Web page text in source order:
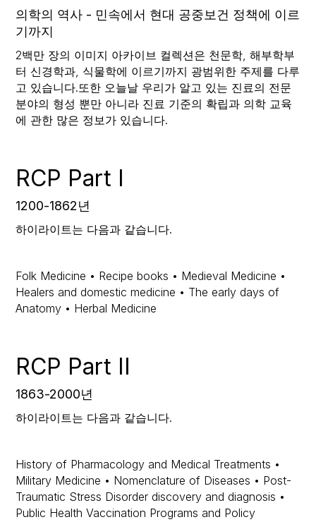
의학의 역사 - 민속에서 현대 공중보건 정책에 이르
기까지
2백만 장의 이미지 아카이브 컬렉션은 천문학, 해부학부
터 신경학과, 식물학에 이르기까지 광범위한 주제를 다루
고 있습니다.또한 오늘날 우리가 알고 있는 진료의 전문
분야의 형성 뿐만 아니라 진료 기준의 확립과 의학 교육
에 관한 많은 정보가 있습니다.
RCP Part I
1200-1862년
하이라이트는 다음과 같습니다.
Folk Medicine • Recipe books • Medieval Medicine •
Healers and domestic medicine • The early days of
Anatomy • Herbal Medicine
RCP Part II
1863-2000년
하이라이트는 다음과 같습니다.
History of Pharmacology and Medical Treatments •
Military Medicine • Nomenclature of Diseases • Post-
Traumatic Stress Disorder discovery and diagnosis •
Public Health Vaccination Programs and Policy